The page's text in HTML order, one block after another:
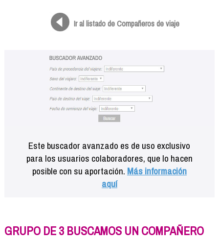
Ir al listado de Compañeros de viaje
Este buscador avanzado es de uso exclusivo
para los usuarios colaboradores, que lo hacen
posible con su aportación. Más información
aquí
GRUPO DE 3 BUSCAMOS UN COMPAÑERO